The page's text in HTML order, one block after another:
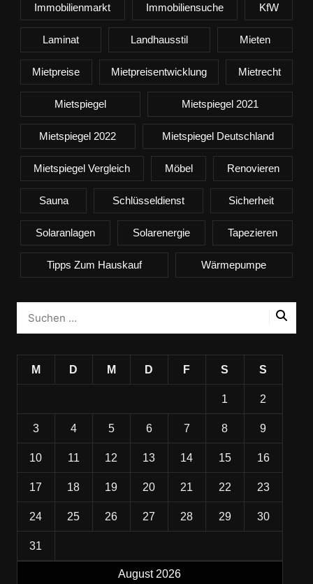
Immobilienmarkt Immobiliensuche KfW
Laminat Landhausstil Mieten
Mietpreise Mietpreisentwicklung Mietrecht
Mietspiegel Mietspiegel 2021
Mietspiegel 2022 Mietspiegel Deutschland
Mietspiegel Vergleich Möbel Renovieren
Sauna Schlüsseldienst Sicherheit
Solaranlagen Solarenergie Tapezieren
Tipps Zum Hauskauf Wärmepumpe
August 2026
M D M D F S S
1 2
3 4 5 6 7 8 9
10 11 12 13 14 15 16
17 18 19 20 21 22 23
24 25 26 27 28 29 30
31